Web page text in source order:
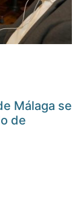
Málaga se
de